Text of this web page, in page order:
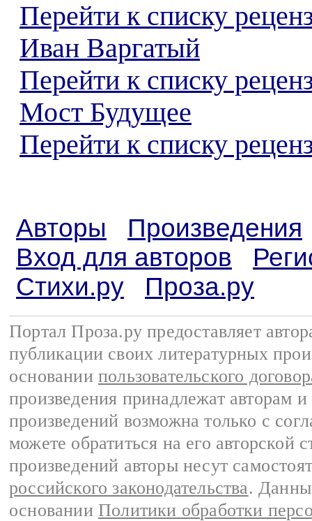
Перейти к списку
Иван Варгатый
Перейти к списку
Мост Будущее
Перейти к списку
Авторы
Произведения
Вход для авторов
Стихи.ру
Проза.ру
Портал Проза.ру предоставляет
публикации своих литературных
основании пользовательского
произведения принадлежат авторам
произведений возможна только с
можете обратиться на его авторской
произведений авторы несут
российского законодательства.
основании Политики обработки